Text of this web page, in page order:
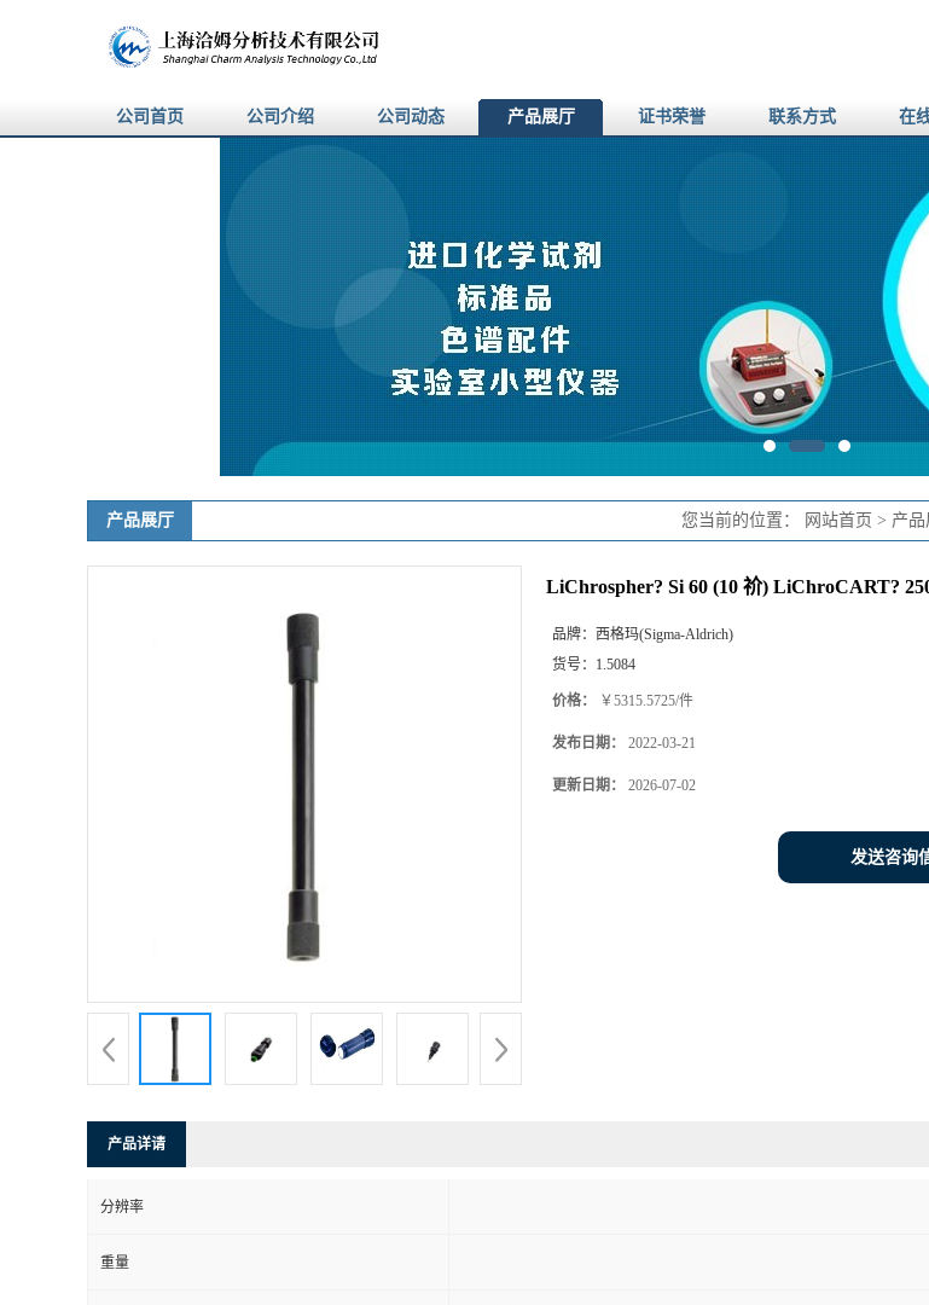
公司首页 公司介绍 公司动态 产品展厅 证书荣誉 联系方式 在
产品展厅 您当前的位置： 网站首页 > 产品
LiChrospher? Si 60 (10 祄) LiChroCART?
品牌： 西格玛(Sigma-Aldrich)
货号： 1.5084
价格： ￥5315.5725/件
发布日期： 2022-03-21
更新日期： 2026-07-02
发送咨询
产品详请
分辨率
重量